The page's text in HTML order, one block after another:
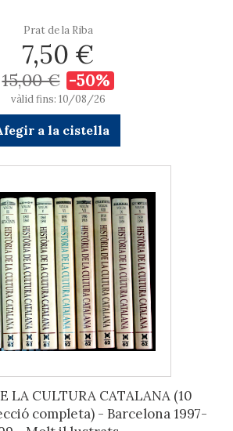
Prat de la Riba
7,50 €
15,00 € -50%
vàlid fins: 10/08/26
a la cistella
LA CULTURA CATALANA (10
completa) - Barcelona 1997-